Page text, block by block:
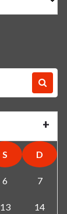
S D
6 7
13 14